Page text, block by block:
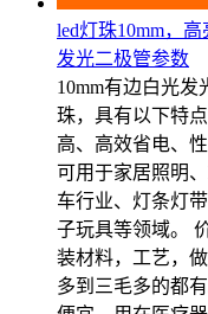
led灯珠10mm，
发光二极管参数
10mm有边白光
珠，具有以下特
高、高效省电、
可用于家居照明
车行业、灯条灯
子玩具等领域。
装材料，工艺，
多到三毛多的都